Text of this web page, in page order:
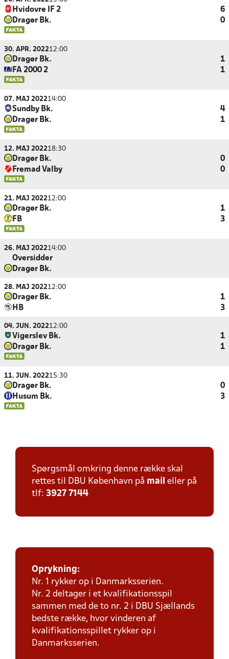
Hvidovre IF 2
6
Dragør Bk.
0
30. APR. 202212:00
Dragør Bk.
1
FA 2000 2
1
07. MAJ 202214:00
Sundby Bk.
4
Dragør Bk.
1
12. MAJ 202218:30
Dragør Bk.
0
Fremad Valby
0
21. MAJ 202212:00
Dragør Bk.
1
FB
3
26. MAJ 202214:00
Oversidder
Dragør Bk.
28. MAJ 202212:00
Dragør Bk.
1
HB
3
04. JUN. 202212:00
Vigerslev Bk.
1
Dragør Bk.
1
11. JUN. 202215:30
Dragør Bk.
0
Husum Bk.
3
Spørgsmål omkring denne række skal
rettes til DBU København på mail eller på
tlf: 3927 7144
Oprykning:
Nr. 1 rykker op i Danmarksserien.
Nr. 2 deltager i et kvalifikationsspil
sammen med de to nr. 2 i DBU Sjællands
bedste række, hvor vinderen af
kvalifikationsspillet rykker op i
Danmarksserien.